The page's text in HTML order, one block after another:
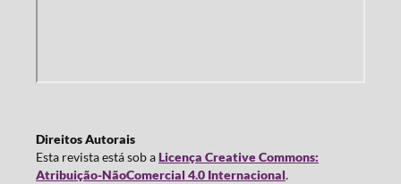
Direitos Autorais
Esta revista está sob aLicença Creative Commons:
Atribuição-NãoComercial 4.0 Internacional.